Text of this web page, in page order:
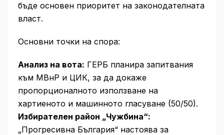
бъде основен приоритет на законодателната
власт.
Основни точки на спора:
Анализ на вота: ГЕРБ планира запитвания
към МВнР и ЦИК, за да докаже
пропорционалното използване на
хартиеното и машинното гласуване (50/50).
Избирателен район „Чужбина“:
„Прогресивна България“ настоява за